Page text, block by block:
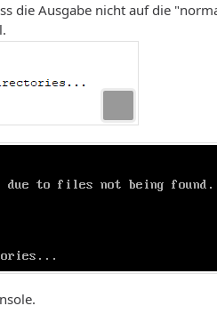
die Ausgabe nicht auf die